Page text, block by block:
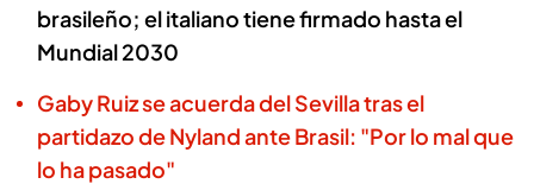
brasileño; el italiano tiene firmado hasta el
Mundial 2030
Gaby Ruiz se acuerda del Sevilla tras el
partidazo de Nyland ante Brasil: "Por lo mal que
lo ha pasado"